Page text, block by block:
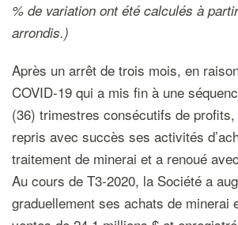
% de variation ont été calculés à
arrondis.)
Après un arrêt de trois mois, en
COVID-19 qui a mis fin à une
(36) trimestres consécutifs de
repris avec succès ses activités
traitement de minerai et a renoué
Au cours de T3-2020, la Société a
graduellement ses achats de minerai